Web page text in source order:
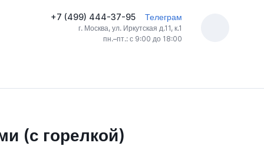
+7 (499) 444-37-95 Телеграм
г. Москва, ул. Иркутская д.11, к.1
пн.–пт.: с 9:00 до 18:00
(с горелкой)